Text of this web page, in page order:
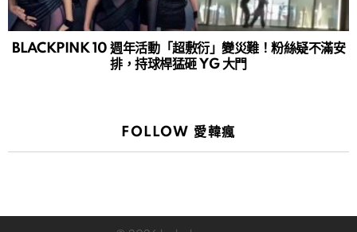
BLACKPINK 10 週年活動「超敷衍」變災難！粉絲疑不滿安
排，持球桿猛砸 YG 大門
FOLLOW 愛韓瘋